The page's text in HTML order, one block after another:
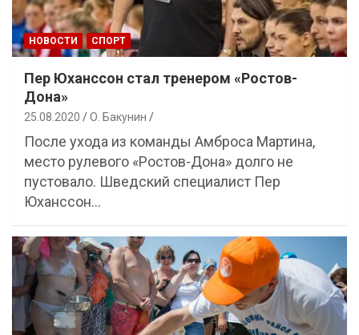
НОВОСТИ СПОРТ
Пер Юханссон стал тренером «Ростов-
Дона»
25.08.2020 О. Бакунин
После ухода из команды Амброса Мартина,
место рулевого «Ростов-Дона» долго не
пустовало. Шведский специалист Пер
Юханссон…